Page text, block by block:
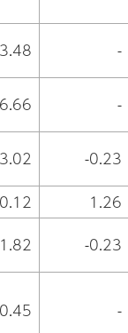
-
-
-0.23
1.26
-0.23
0.45 -